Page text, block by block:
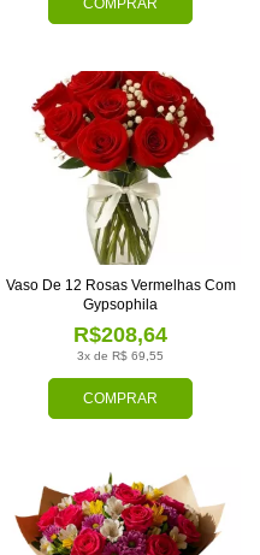
COMPRAR
3x de R$ 69,55
R$208,64
Vaso De 12 Rosas Vermelhas Com
Gypsophila